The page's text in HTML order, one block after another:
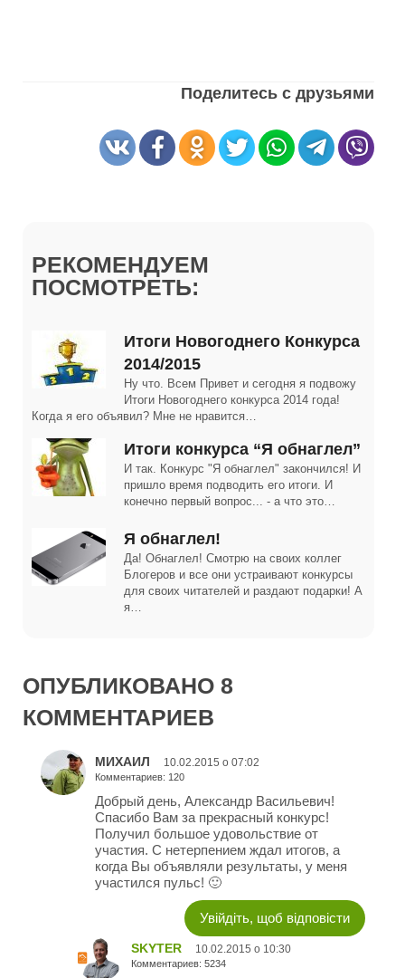
Поделитесь с друзьями
РЕКОМЕНДУЕМ
ПОСМОТРЕТЬ:
Итоги Новогоднего Конкурса
2014/2015
Ну что. Всем Привет и сегодня я подвожу
Итоги Новогоднего конкурса 2014 года!
Когда я его объявил? Мне не нравится…
Итоги конкурса “Я обнаглел”
И так. Конкурс "Я обнаглел" закончился! И
пришло время подводить его итоги. И
конечно первый вопрос... - а что это…
Я обнаглел!
Да! Обнаглел! Смотрю на своих коллег
Блогеров и все они устраивают конкурсы
для своих читателей и раздают подарки! А
я…
ОПУБЛИКОВАНО 8
КОММЕНТАРИЕВ
МИХАИЛ 10.02.2015 о 07:02
Комментариев: 120
Добрый день, Александр Васильевич!
Спасибо Вам за прекрасный конкурс!
Получил большое удовольствие от
участия. С нетерпением ждал итогов, а
когда Вы объявляли результаты, у меня
участился пульс! 🙂
Увійдіть, щоб відповісти
SKYTER 10.02.2015 о 10:30
Комментариев: 5234